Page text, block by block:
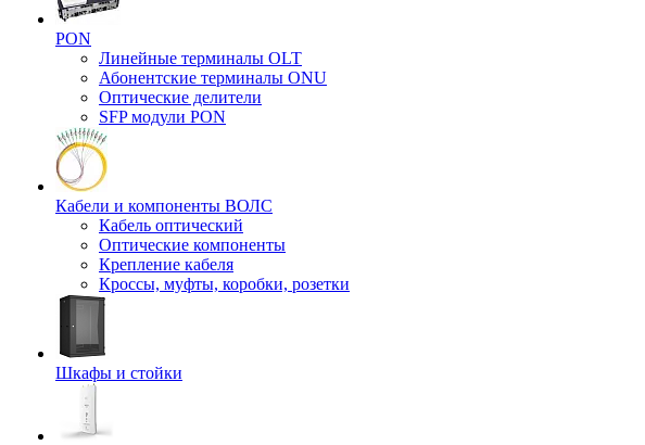
PON
Линейные терминалы OLT
Абонентские терминалы ONU
Оптические делители
SFP модули PON
Кабели и компоненты ВОЛС
Кабель оптический
Оптические компоненты
Крепление кабеля
Кроссы, муфты, коробки, розетки
Шкафы и стойки